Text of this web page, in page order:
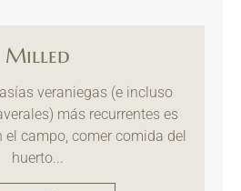
Milled
veraniegas (e incluso
más recurrentes es
el campo, comer comida del
huerto...